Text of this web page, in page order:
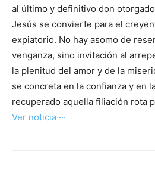
al último y definitivo don
Jesús se convierte para el
expiatorio. No hay asomo de
venganza, sino invitación al
la plenitud del amor y de la
se concreta en la confianza y en
recuperado aquella filiación rota
Ver noticia ···